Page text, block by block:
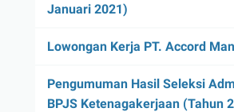
Januari 2021)
Lowongan Kerja PT. Accord
Pengumuman Hasil Seleksi
BPJS Ketenagakerjaan (Tahun